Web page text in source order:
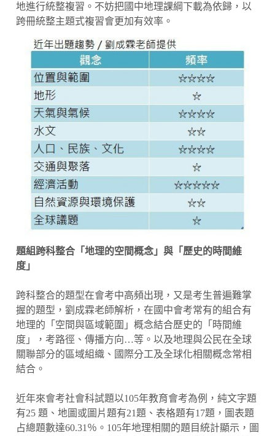
地進行統整複習。不妨把國中地理課綱下載為依歸，以
跨冊統整主題式複習會更加有效率。
題組跨科整合「地理的空間概念」與「歷史的時間維
度」
跨科整合的題型在會考中高頻出現，又是考生普遍難掌
握的題型，劉成霖老師解析，在國中會考常有的組合有
地理的「空間與區域範圍」概念結合歷史的「時間維
度」，考路徑、傳播方向…等。以及地理與公民在全球
關聯部分的區域組織、國際分工及全球化相關概念常相
結合。
近年來會考社會科試題以105年教育會考為例，純文字題
有25 題、地圖或圖片題有21題、表格題有17題，圖表題
占總題數達60.31％。105年地理相關的題目統計顯示，圖